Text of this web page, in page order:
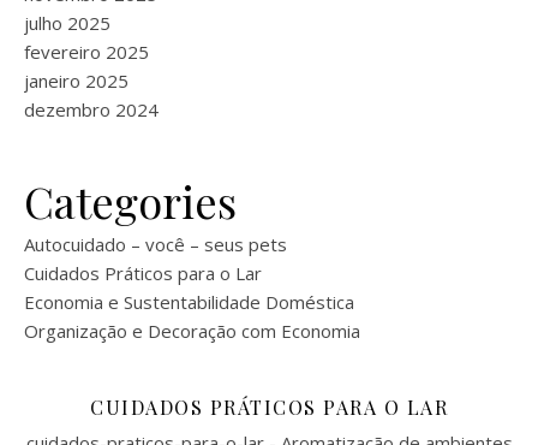
julho 2025
fevereiro 2025
janeiro 2025
dezembro 2024
Categories
Autocuidado – você – seus pets
Cuidados Práticos para o Lar
Economia e Sustentabilidade Doméstica
Organização e Decoração com Economia
CUIDADOS PRÁTICOS PARA O LAR